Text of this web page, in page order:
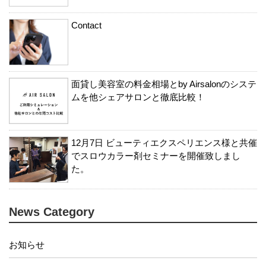
Contact
面貸し美容室の料金相場とby Airsalonのシステ
ムを他シェアサロンと徹底比較！
12月7日 ビューティエクスペリエンス様と共催
でスロウカラー剤セミナーを開催致しまし
た。
News Category
お知らせ